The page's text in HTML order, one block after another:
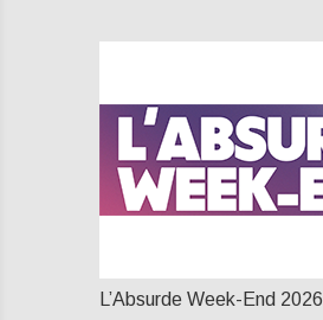
L’Absurde Week-End 2026